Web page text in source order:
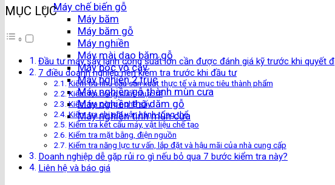
Máy chế biến gỗ
Máy băm
Máy băm gỗ
Máy nghiền
Máy mài dao băm gỗ
Máy bóc vỏ cây
Máy nghiền 2 trục
Máy nghiền gỗ thành mùn cưa
Máy nghiền thô dăm gỗ
Máy nghiền tinh mùn cưa
MỤC LỤC
Đầu tư máy sấy lạnh công suất lớn cần được đánh giá kỹ trước khi quyết
7 điều doanh nghiệp nên kiểm tra trước khi đầu tư
Kiểm tra nhu cầu sản xuất thực tế và mục tiêu thành phẩm
Kiểm tra công suất thực tế
Kiểm tra công nghệ sấy
Kiểm tra chi phí vận hành tổng thể
Kiểm tra kết cấu máy, vật liệu chế tạo
Kiểm tra mặt bằng, điện nguồn
Kiểm tra năng lực tư vấn, lắp đặt và hậu mãi của nhà cung cấp
Doanh nghiệp dễ gặp rủi ro gì nếu bỏ qua 7 bước kiểm tra này?
Liên hệ và báo giá